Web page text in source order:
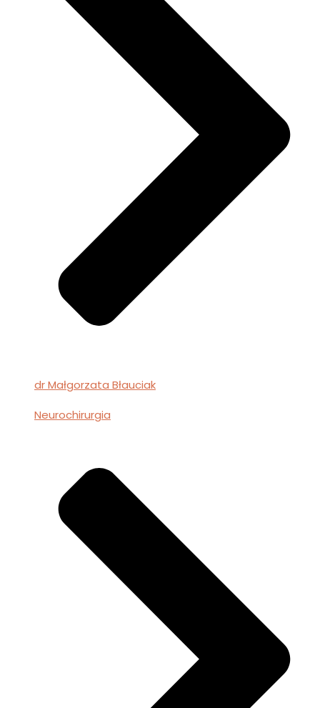
dr Małgorzata Błauciak
Neurochirurgia